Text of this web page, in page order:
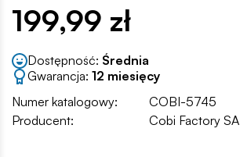
199,99 zł
Dostępność: Średnia
Gwarancja: 12 miesięcy
Numer katalogowy:
COBI-5745
Producent:
Cobi Factory SA